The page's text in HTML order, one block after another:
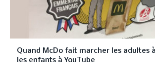
Quand McDo fait marcher les adultes
les enfants à YouTube